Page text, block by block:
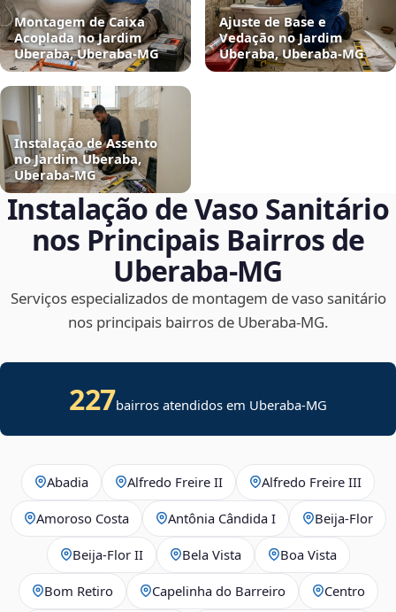
Montagem de Caixa
Acoplada no Jardim
Uberaba, Uberaba‑MG
Ajuste de Base e
Vedação no Jardim
Uberaba, Uberaba‑MG
Instalação de Assento
no Jardim Uberaba,
Uberaba‑MG
Instalação de Vaso Sanitário
nos Principais Bairros de
Uberaba‑MG
Serviços especializados de montagem de vaso sanitário
nos principais bairros de Uberaba‑MG.
227bairros atendidos em Uberaba-MG
Abadia Alfredo Freire II Alfredo Freire III
Amoroso Costa Antônia Cândida I Beija‑Flor
Beija‑Flor II Bela Vista Boa Vista
Bom Retiro Capelinha do Barreiro Centro